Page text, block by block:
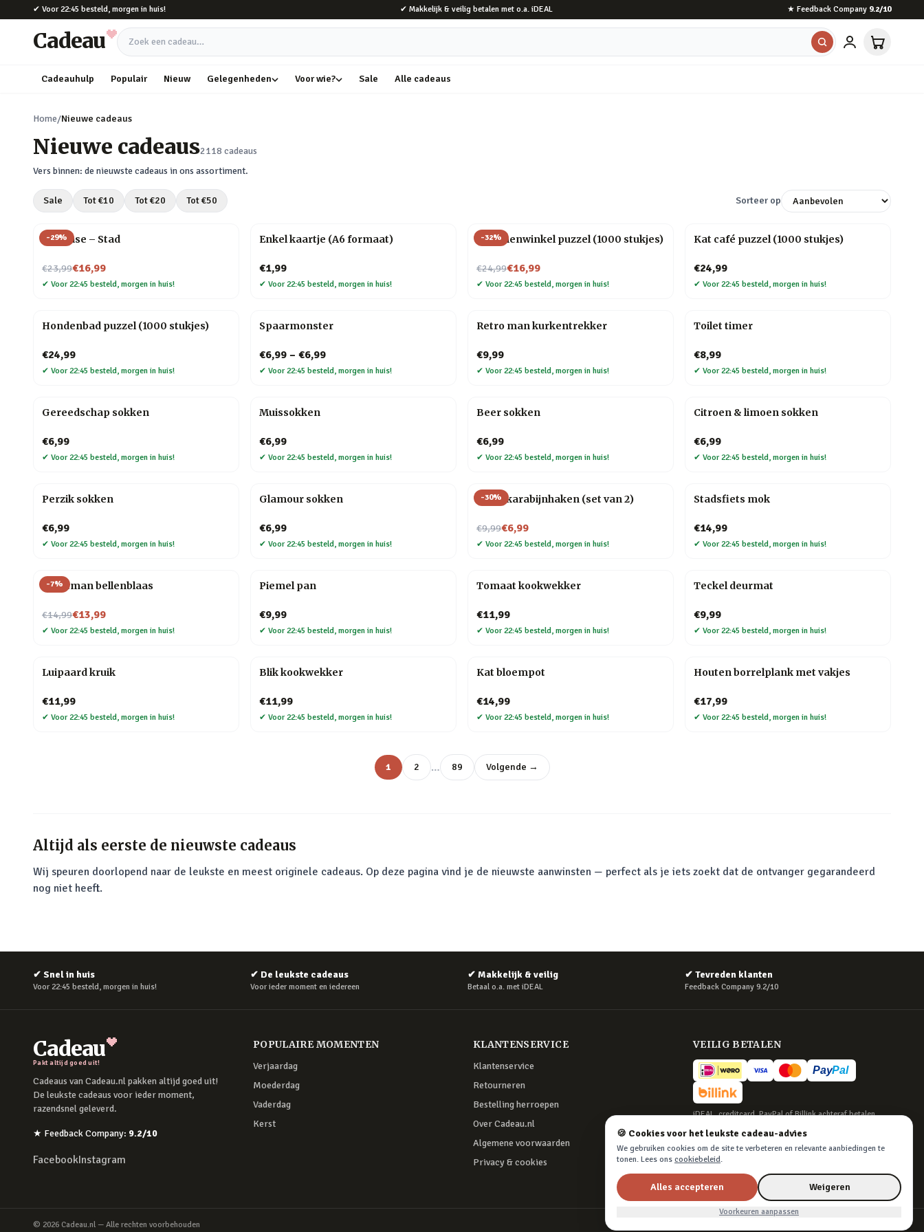
Naar hoofdinhoud
✔ Voor 22:45 besteld, morgen in huis! ✔ Makkelijk & veilig betalen met o.a. iDEAL ★ Feedback Company 9.2/10
Cadeau Zoek een cadeau
Cadeauhulp Populair Nieuw Gelegenheden Voor wie? Sale Alle cadeaus
Home/Nieuwe cadeaus
Nieuwe cadeaus2118 cadeaus
Vers binnen: de nieuwste cadeaus in ons assortiment.
Sale Tot €10 Tot €20 Tot €50 Sorteer op
-29%
Flip Vase – Stad
€23,99
Nu voor€16,99
✔ Voor 22:45 besteld, morgen in huis!
Enkel kaartje (A6 formaat)
€1,99
✔ Voor 22:45 besteld, morgen in huis!
-32%
Bloemenwinkel puzzel (1000 stukjes)
€24,99
Nu voor€16,99
✔ Voor 22:45 besteld, morgen in huis!
Kat café puzzel (1000 stukjes)
€24,99
✔ Voor 22:45 besteld, morgen in huis!
Hondenbad puzzel (1000 stukjes)
€24,99
✔ Voor 22:45 besteld, morgen in huis!
Spaarmonster
€6,99 – €6,99
✔ Voor 22:45 besteld, morgen in huis!
Retro man kurkentrekker
€9,99
✔ Voor 22:45 besteld, morgen in huis!
Toilet timer
€8,99
✔ Voor 22:45 besteld, morgen in huis!
Gereedschap sokken
€6,99
✔ Voor 22:45 besteld, morgen in huis!
Muissokken
€6,99
✔ Voor 22:45 besteld, morgen in huis!
Beer sokken
€6,99
✔ Voor 22:45 besteld, morgen in huis!
Citroen & limoen sokken
€6,99
✔ Voor 22:45 besteld, morgen in huis!
Perzik sokken
€6,99
✔ Voor 22:45 besteld, morgen in huis!
Glamour sokken
€6,99
✔ Voor 22:45 besteld, morgen in huis!
-30%
Hond karabijnhaken (set van 2)
€9,99
Nu voor€6,99
✔ Voor 22:45 besteld, morgen in huis!
Stadsfiets mok
€14,99
✔ Voor 22:45 besteld, morgen in huis!
-7%
Kerstman bellenblaas
€14,99
Nu voor€13,99
✔ Voor 22:45 besteld, morgen in huis!
Piemel pan
€9,99
✔ Voor 22:45 besteld, morgen in huis!
Tomaat kookwekker
€11,99
✔ Voor 22:45 besteld, morgen in huis!
Teckel deurmat
€9,99
✔ Voor 22:45 besteld, morgen in huis!
Luipaard kruik
€11,99
✔ Voor 22:45 besteld, morgen in huis!
Blik kookwekker
€11,99
✔ Voor 22:45 besteld, morgen in huis!
Kat bloempot
€14,99
✔ Voor 22:45 besteld, morgen in huis!
Houten borrelplank met vakjes
€17,99
✔ Voor 22:45 besteld, morgen in huis!
1 2 … 89 Volgende →
Altijd als eerste de nieuwste cadeaus
Wij speuren doorlopend naar de leukste en meest originele cadeaus. Op deze pagina vind je de nieuwste aanwinsten — perfect als je iets zoekt dat de ontvanger gegarandeerd
nog niet heeft.
✔ Snel in huis
Voor 22:45 besteld, morgen in huis!
✔ De leukste cadeaus
Voor ieder moment en iedereen
✔ Makkelijk & veilig
Betaal o.a. met iDEAL
✔ Tevreden klanten
Feedback Company 9.2/10
Cadeau
Pakt altijd goed uit!
Cadeaus van Cadeau.nl pakken altijd goed uit!
De leukste cadeaus voor ieder moment,
razendsnel geleverd.
★ Feedback Company: 9.2/10
FacebookInstagram
POPULAIRE MOMENTEN
Verjaardag
Moederdag
Vaderdag
Kerst
KLANTENSERVICE
Klantenservice
Retourneren
Bestelling herroepen
Over Cadeau.nl
Algemene voorwaarden
Privacy & cookies
VEILIG BETALEN
iDEAL, creditcard, PayPal of Billink achteraf betalen
BEZORGING
Voor 22:45 besteld, morgen in huis. Tot 365
dagen retourneren.
© 2026 Cadeau.nl — Alle rechten voorbehouden
🍪 Cookies voor het leukste cadeau-advies
We gebruiken cookies om de site te verbeteren en relevante aanbiedingen te
tonen. Lees ons cookiebeleid.
Alles accepteren Weigeren
Voorkeuren aanpassen